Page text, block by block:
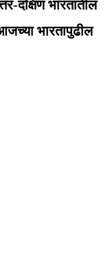
दक्षिण भारतातील
भारतापुढील